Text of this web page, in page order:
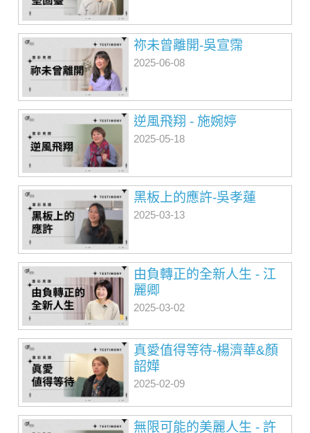
祢未曾離開-吳宣霈
2025-06-08
逆風飛翔 - 施婉婷
2025-05-18
黑板上的應許-吳孝蓮
2025-03-13
由負轉正的全新人生 - 江
麗卿
2025-03-02
真愛值得等待-楊濟華&顏
韶嬅
2025-02-09
無限可能的美麗人生 - 許